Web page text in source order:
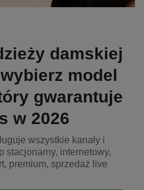
damskiej
model
gwarantuje
w 2026
wszystkie kanały i
stacjonarny, internetowy,
premium, sprzedaż live